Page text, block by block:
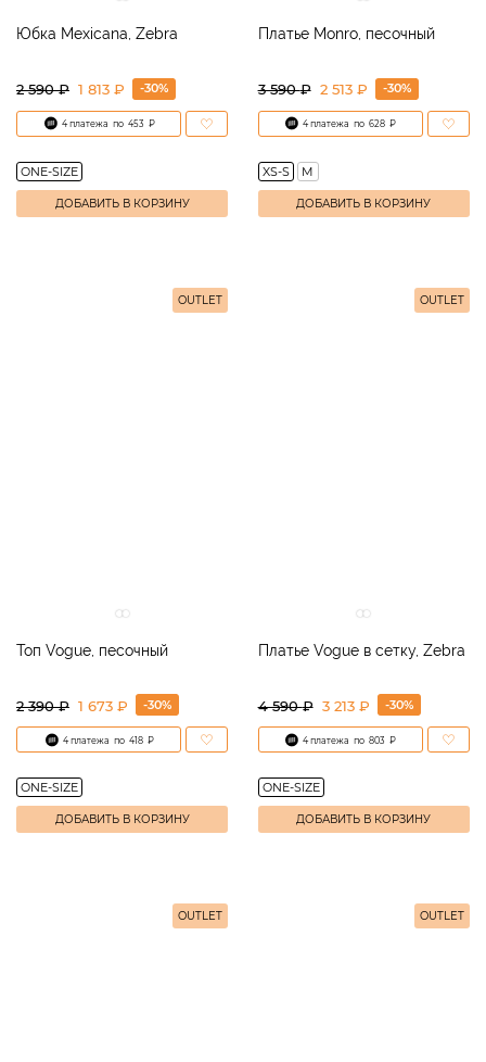
Юбка Mexicana, Zebra
2 590₽ 1 813 ₽ -30%
4 платежа по 453 ₽
ONE-SIZE
ДОБАВИТЬ В КОРЗИНУ
Платье Monro, песочный
3 590₽ 2 513 ₽ -30%
4 платежа по 628 ₽
XS-S M
ДОБАВИТЬ В КОРЗИНУ
OUTLET
Топ Vogue, песочный
2 390₽ 1 673 ₽ -30%
4 платежа по 418 ₽
ONE-SIZE
ДОБАВИТЬ В КОРЗИНУ
OUTLET
Платье Vogue в сетку, Zebra
4 590₽ 3 213 ₽ -30%
4 платежа по 803 ₽
ONE-SIZE
ДОБАВИТЬ В КОРЗИНУ
OUTLET OUTLET